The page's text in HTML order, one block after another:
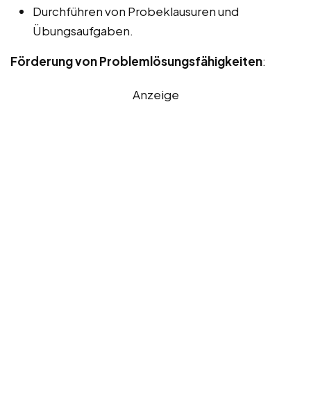
Durchführen von Probeklausuren und
Übungsaufgaben.
Förderung von Problemlösungsfähigkeiten:
Anzeige